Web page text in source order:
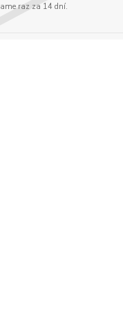
raz za 14 dní.